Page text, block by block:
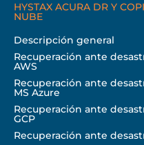
HYSTAX ACURA DR Y
NUBE
Descripción general
Recuperación ante
AWS
Recuperación ante
MS Azure
Recuperación ante
GCP
Recuperación ante